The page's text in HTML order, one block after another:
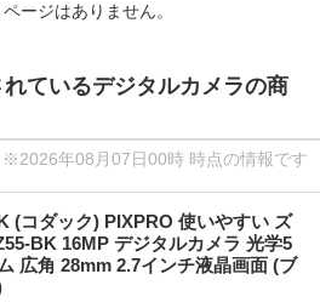
ージはありません。
ているデジタルカメラの商
※2026年08月07日00時 時点の情報です
(コダック) PIXPRO 使いやすい ズ
BK 16MP デジタルカメラ 光学5
広角 28mm 2.7インチ液晶画面 (ブ